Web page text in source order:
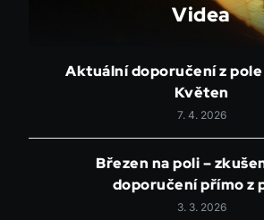
Videa
Aktuální doporučení z
Květen
7. 4. 2026
Březen na poli –
doporučení přímo z
3. 3. 2026